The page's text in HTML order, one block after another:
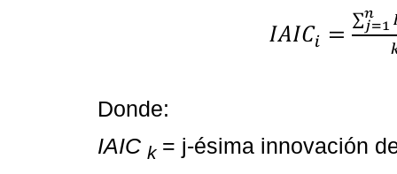
Donde:
IAIC k = j-ésima innovación